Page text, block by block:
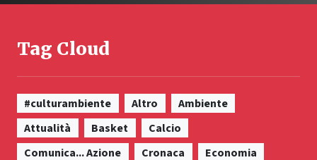
Tag Cloud
#culturambiente Altro
Ambiente
Attualità
Basket
Calcio
Comunica... Azione
Cronaca
Economia